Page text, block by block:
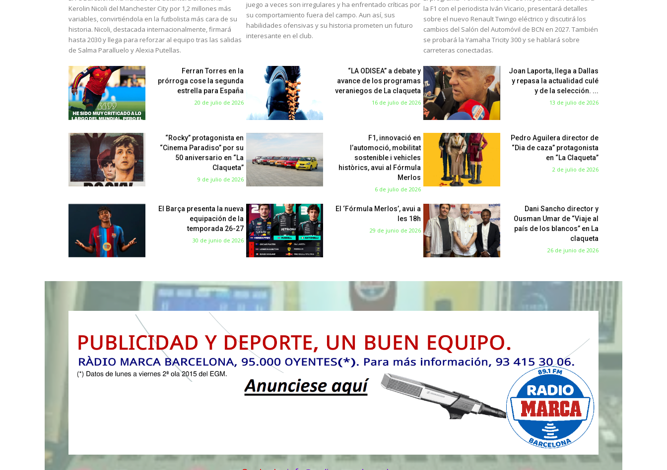
Kerolin Nicoli del Manchester City por 1,2 millones más
variables, convirtiéndola en la futbolista más cara de su
historia. Nicoli, destacada internacionalmente, firmará
hasta 2030 y llega para reforzar al equipo tras las salidas
de Salma Paralluelo y Alexia Putellas.
juego a veces son irregulares y ha enfrentado críticas por
su comportamiento fuera del campo. Aun así, sus
habilidades ofensivas y su historia prometen un futuro
interesante en el club.
la F1 con el periodista Iván Vicario, presentará detalles
sobre el nuevo Renault Twingo eléctrico y discutirá los
cambios del Salón del Automóvil de BCN en 2027. También
se probará la Yamaha Tricity 300 y se hablará sobre
carreteras conectadas.
Ferran Torres en la
prórroga cose la segunda
estrella para España
20 de julio de 2026
“LA ODISEA” a debate y
avance de los programas
veraniegos de La claqueta
16 de julio de 2026
Joan Laporta, llega a Dallas
y repasa la actualidad culé
y de la selección. ...
13 de julio de 2026
“Rocky” protagonista en
“Cinema Paradiso” por su
50 aniversario en “La
Claqueta”
9 de julio de 2026
F1, innovació en
l’automoció, mobilitat
sostenible i vehicles
històrics, avui al Fórmula
Merlos
6 de julio de 2026
Pedro Aguilera director de
“Dia de caza” protagonista
en “La Claqueta”
2 de julio de 2026
El Barça presenta la nueva
equipación de la
temporada 26-27
30 de junio de 2026
El ‘Fórmula Merlos’, avui a
les 18h
29 de junio de 2026
Dani Sancho director y
Ousman Umar de “Viaje al
país de los blancos” en La
claqueta
26 de junio de 2026